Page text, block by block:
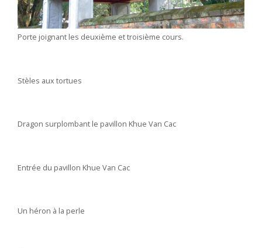
Porte joignant les deuxième et troisième cours.
Stèles aux tortues
Dragon surplombant le pavillon Khue Van Cac
Entrée du pavillon Khue Van Cac
Un héron à la perle